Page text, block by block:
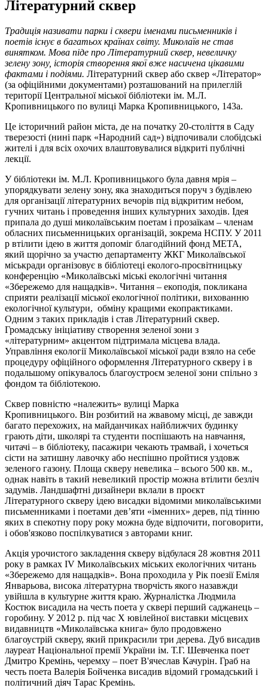
Літературний сквер
Традиція називати парки і сквери іменами письменників і
поетів існує в багатьох країнах світу. Миколаїв не став
винятком. Мова піде про Літературний сквер, невеличку
зелену зону, історія створення якої вже насичена цікавими
фактами і подіями. Літературний сквер або сквер «Літератор»
(за офіційними документами) розташований на прилеглій
території Центральної міської бібліотеки ім. М.Л.
Кропивницького по вулиці Марка Кропивницького, 143а.
Це історичний район міста, де на початку 20-століття в Саду
тверезості (нині парк «Народний сад») відпочивали слобідські
жителі і для всіх охочих влаштовувалися відкриті публічні
лекції.
У бібліотеки ім. М.Л. Кропивницького була давня мрія –
упорядкувати зелену зону, яка знаходиться поруч з будівлею
для організації літературних вечорів під відкритим небом,
гучних читань і проведення інших культурних заходів. Ідея
припала до душі миколаївським поетам і прозаїкам – членам
обласних письменницьких організацій, зокрема НСПУ. У 2011
р втілити ідею в життя допоміг благодійний фонд МЕТА,
який щорічно за участю департаменту ЖКГ Миколаївської
міськради організовує в бібліотеці еколого-просвітницьку
конференцію «Миколаївські міські екологічні читання
«Збережемо для нащадків». Читання – екоподія, покликана
сприяти реалізації міської екологічної політики, вихованню
екологічної культури, обміну кращими екопрактиками.
Одним з таких прикладів і став Літературний сквер.
Громадську ініціативу створення зеленої зони з
«літературним» акцентом підтримала місцева влада.
Управління екології Миколаївської міської ради взяло на себе
процедуру офіційного оформлення Літературного скверу і в
подальшому опікувалось благоустроєм зеленої зони спільно з
фондом та бібліотекою.
Сквер повністю «належить» вулиці Марка
Кропивницького. Він розбитий на жвавому місці, де завжди
багато перехожих, на майданчиках найближчих будинку
грають діти, школярі та студенти поспішають на навчання,
читачі – в бібліотеку, пасажири чекають трамвай, і хочеться
сісти на затишну лавочку або неспішно пройтися уздовж
зеленого газону. Площа скверу невелика – всього 500 кв. м.,
однак навіть в такий невеликий простір можна втілити безліч
задумів. Ландшафтні дизайнери вклали в проєкт
Літературного скверу ідею висадки відомими миколаївськими
письменниками і поетами дев’яти «іменних» дерев, під тінню
яких в спекотну пору року можна буде відпочити, поговорити,
і обов'язково поспілкуватися з авторами книг.
Акція урочистого закладення скверу відбулася 28 жовтня 2011
року в рамках IV Миколаївських міських екологічних читань
«Збережемо для нащадків». Вона проходила у Рік поезії Еміля
Январьова, висока літературна творчість якого назавжди
увійшла в культурне життя краю. Журналістка Людмила
Костюк висадила на честь поета у сквері перший саджанець –
горобину. У 2012 р. під час X ювілейної виставки місцевих
видавництв «Миколаївська книга» було продовжено
благоустрій скверу, який прикрасили три дерева. Дуб висадив
лауреат Національної премії України ім. Т.Г. Шевченка поет
Дмитро Кремінь, черемху – поет В'ячеслав Качурін. Граб на
честь поета Валерія Бойченка висадив відомий громадський і
політичний діяч Тарас Кремінь.